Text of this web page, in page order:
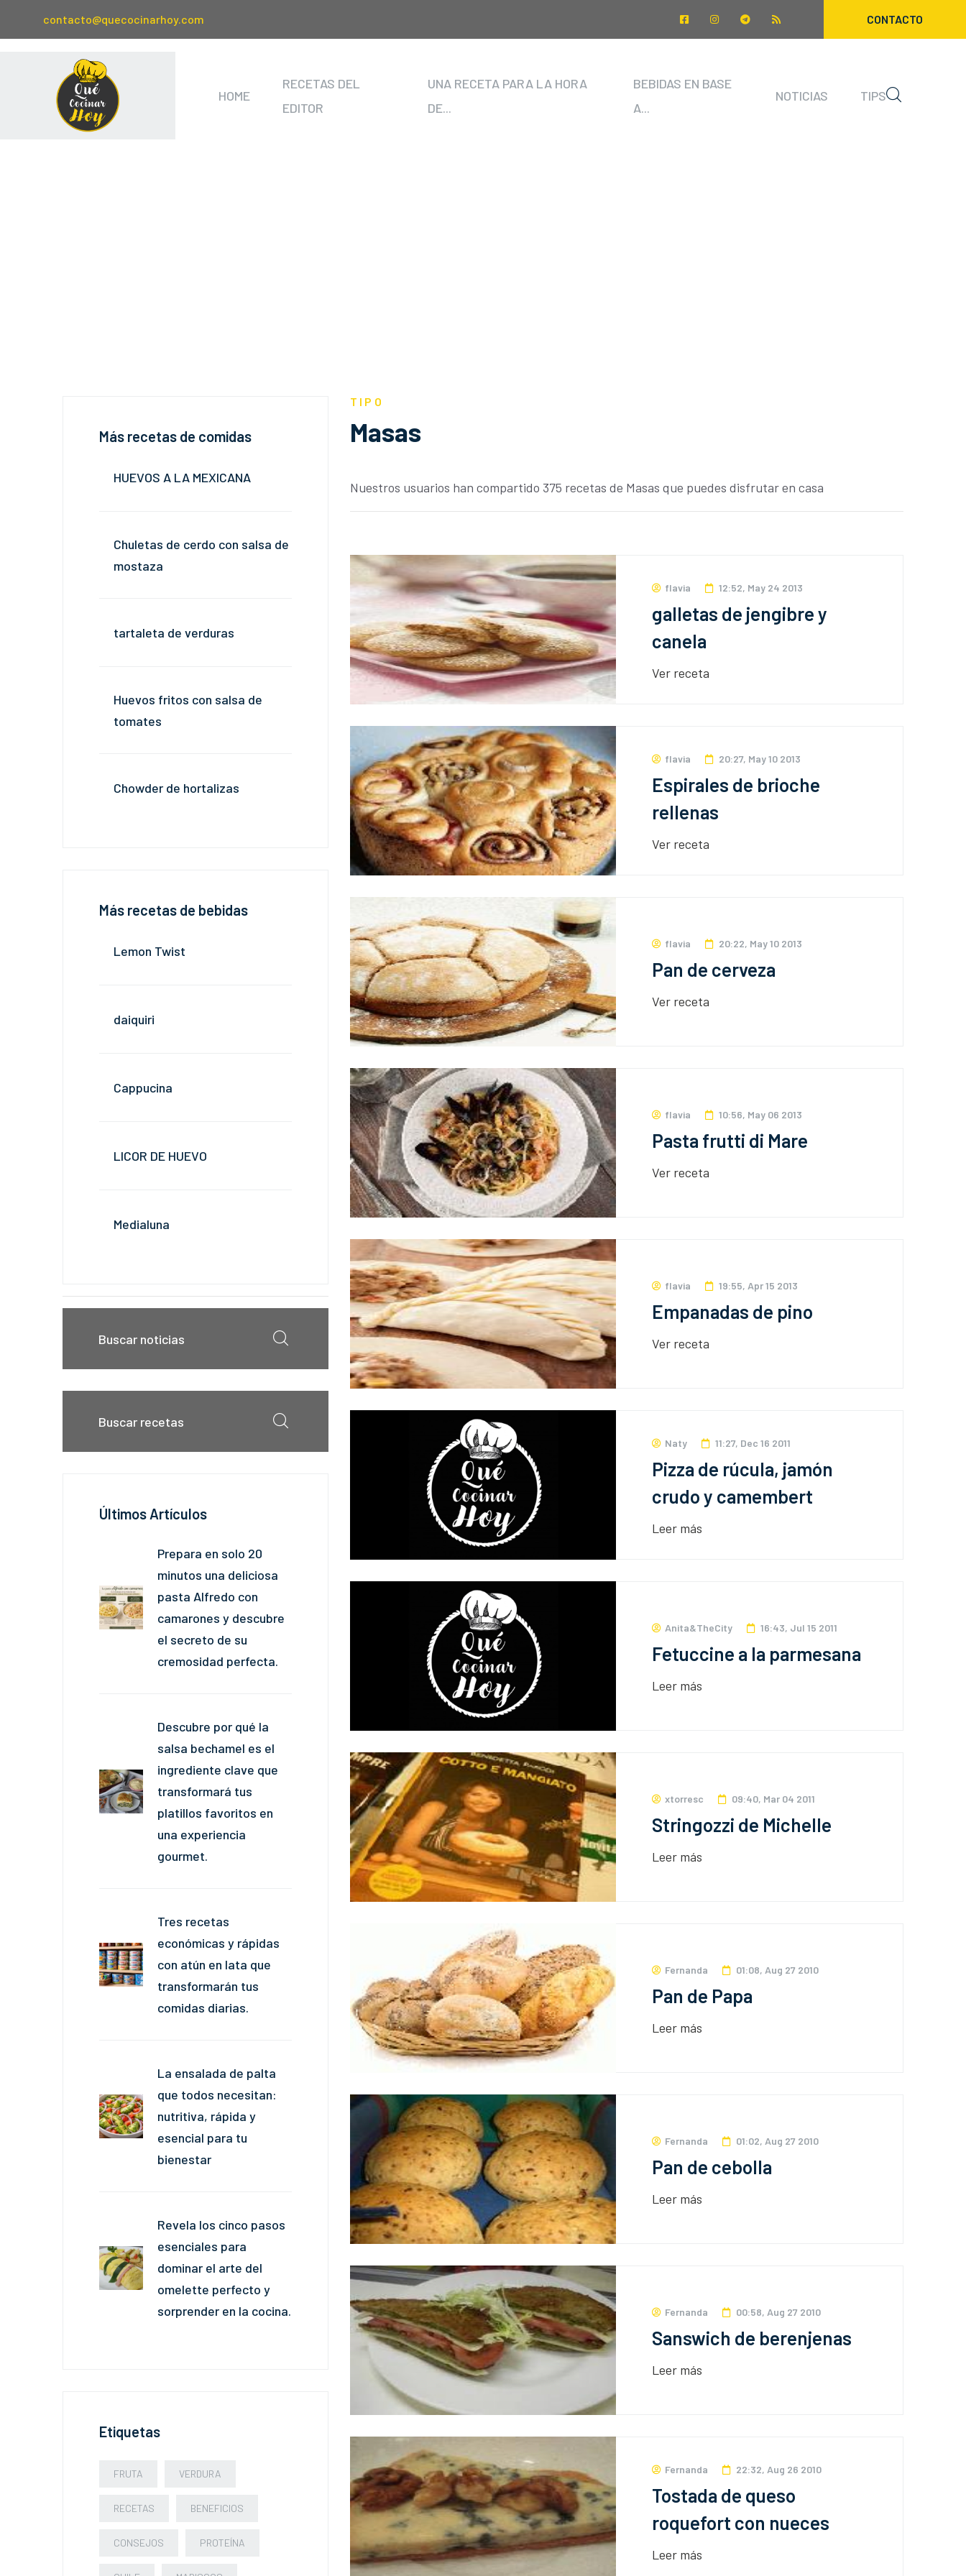
contacto@quecocinarhoy.com CONTACTO
HOME
RECETAS DEL
EDITOR
UNA RECETA PARA LA HORA
DE...
BEBIDAS EN BASE
A...
NOTICIAS TIPS
Más recetas de comidas
HUEVOS A LA MEXICANA
Chuletas de cerdo con salsa de
mostaza
tartaleta de verduras
Huevos fritos con salsa de
tomates
Chowder de hortalizas
Más recetas de bebidas
Lemon Twist
daiquiri
Cappucina
LICOR DE HUEVO
Medialuna
Últimos Artículos
Prepara en solo 20
minutos una deliciosa
pasta Alfredo con
camarones y descubre
el secreto de su
cremosidad perfecta.
Descubre por qué la
salsa bechamel es el
ingrediente clave que
transformará tus
platillos favoritos en
una experiencia
gourmet.
Tres recetas
económicas y rápidas
con atún en lata que
transformarán tus
comidas diarias.
La ensalada de palta
que todos necesitan:
nutritiva, rápida y
esencial para tu
bienestar
Revela los cinco pasos
esenciales para
dominar el arte del
omelette perfecto y
sorprender en la cocina.
Etiquetas
FRUTA VERDURA
RECETAS BENEFICIOS
CONSEJOS PROTEÍNA
TIPO
Masas
Nuestros usuarios han compartido 375 recetas de Masas que puedes disfrutar en casa
flavia 12:52, May 24 2013
galletas de jengibre y
canela
Ver receta
flavia 20:27, May 10 2013
Espirales de brioche
rellenas
Ver receta
flavia 20:22, May 10 2013
Pan de cerveza
Ver receta
flavia 10:56, May 06 2013
Pasta frutti di Mare
Ver receta
flavia 19:55, Apr 15 2013
Empanadas de pino
Ver receta
Naty 11:27, Dec 16 2011
Pizza de rúcula, jamón
crudo y camembert
Leer más
Anita&TheCity 16:43, Jul 15 2011
Fetuccine a la parmesana
Leer más
xtorresc 09:40, Mar 04 2011
Stringozzi de Michelle
Leer más
Fernanda 01:08, Aug 27 2010
Pan de Papa
Leer más
Fernanda 01:02, Aug 27 2010
Pan de cebolla
Leer más
Fernanda 00:58, Aug 27 2010
Sanswich de berenjenas
Leer más
Fernanda 22:32, Aug 26 2010
Tostada de queso
roquefort con nueces
Leer más